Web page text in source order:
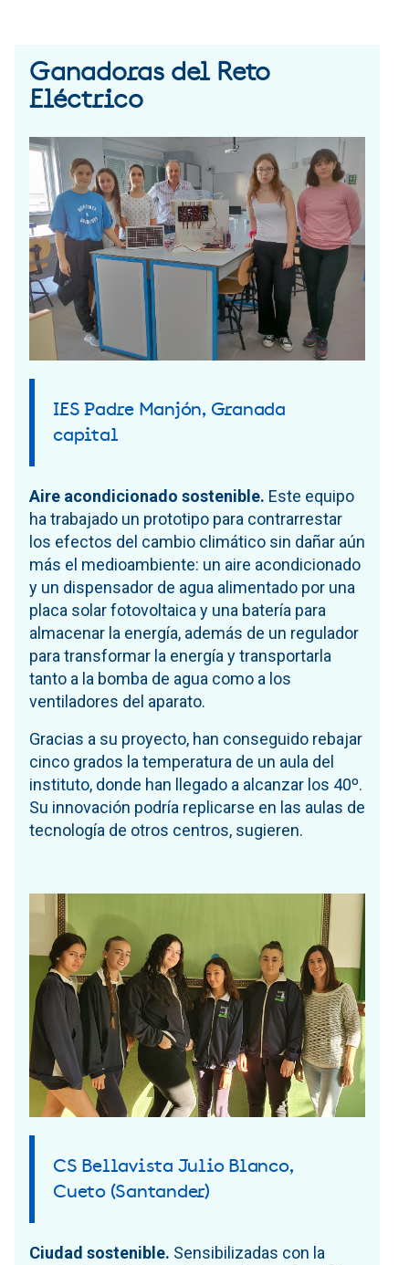
Ganadoras del Reto
Eléctrico
IES Padre Manjón, Granada
capital
Aire acondicionado sostenible. Este equipo
ha trabajado un prototipo para contrarrestar
los efectos del cambio climático sin dañar aún
más el medioambiente: un aire acondicionado
y un dispensador de agua alimentado por una
placa solar fotovoltaica y una batería para
almacenar la energía, además de un regulador
para transformar la energía y transportarla
tanto a la bomba de agua como a los
ventiladores del aparato.
Gracias a su proyecto, han conseguido rebajar
cinco grados la temperatura de un aula del
instituto, donde han llegado a alcanzar los 40º.
Su innovación podría replicarse en las aulas de
tecnología de otros centros, sugieren.
CS Bellavista Julio Blanco,
Cueto (Santander)
Ciudad sostenible. Sensibilizadas con la